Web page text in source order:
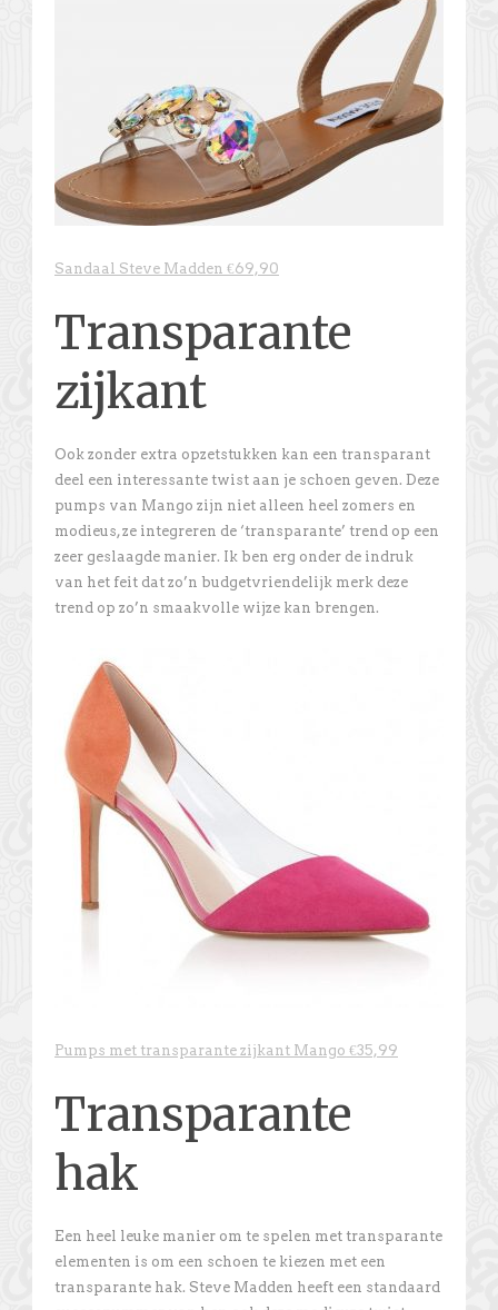
Sandaal Steve Madden €69,90
Transparante
zijkant
Ook zonder extra opzetstukken kan een transparant
deel een interessante twist aan je schoen geven. Deze
pumps van Mango zijn niet alleen heel zomers en
modieus, ze integreren de ‘transparante’ trend op een
zeer geslaagde manier. Ik ben erg onder de indruk
van het feit dat zo’n budgetvriendelijk merk deze
trend op zo’n smaakvolle wijze kan brengen.
Pumps met transparante zijkant Mango €35,99
Transparante
hak
Een heel leuke manier om te spelen met transparante
elementen is om een schoen te kiezen met een
transparante hak. Steve Madden heeft een standaard